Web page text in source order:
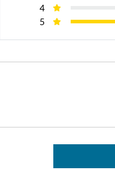
4
5